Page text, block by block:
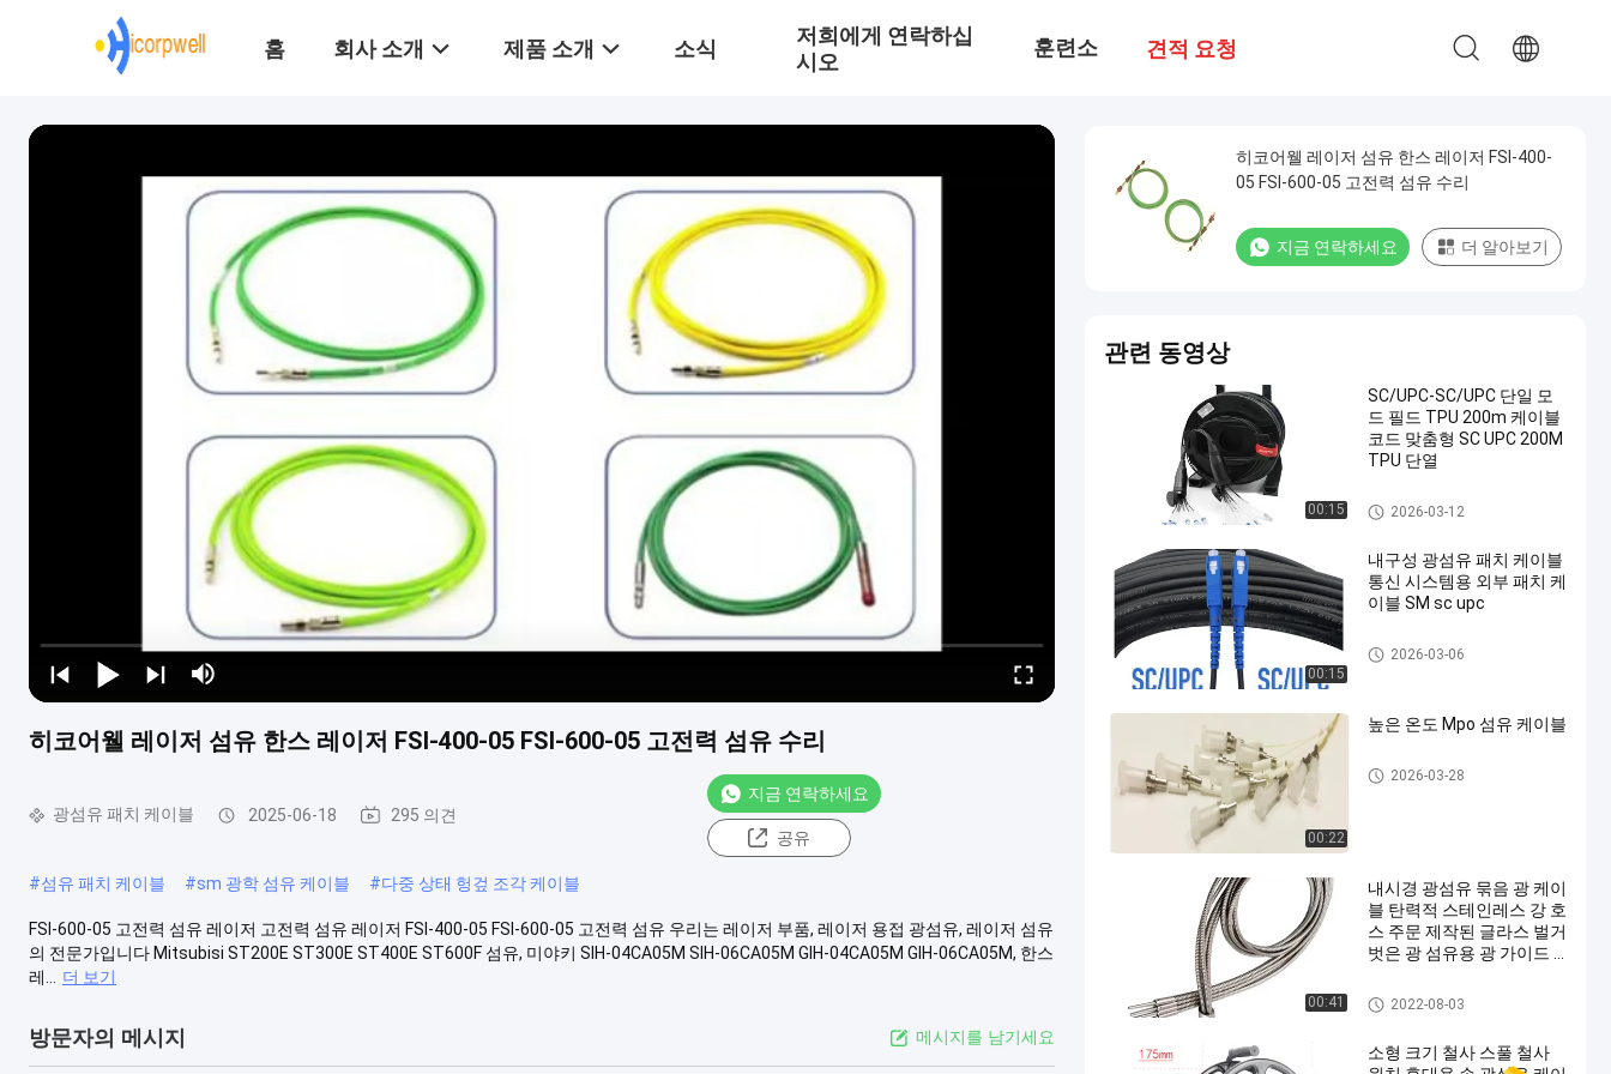
홈 회사 소개 제품 소개 소식
저희에게 연락하십
시오
훈련소 견적 요청
히코어웰 레이저 섬유 한스 레이저 FSI-400-05 FSI-600-05 고전력 섬유 수리
광섬유 패치 케이블 2025-06-18 295 의견
지금 연락하세요
공유
#섬유 패치 케이블 #sm 광학 섬유 케이블 #다중 상태 헝겊 조각 케이블
FSI-600-05 고전력 섬유 레이저 고전력 섬유 레이저 FSI-400-05 FSI-600-05 고전력 섬유 우리는 레이저 부품, 레이저 용접 광섬유, 레이저 섬유
의 전문가입니다 Mitsubisi ST200E ST300E ST400E ST600F 섬유, 미야키 SIH-04CA05M SIH-06CA05M GIH-04CA05M GIH-06CA05M, 한스
레...
더 보기
방문자의 메시지 메시지를 남기세요
히코어웰 레이저 섬유 한스 레이저 FSI-400-
05 FSI-600-05 고전력 섬유 수리
지금 연락하세요 더 알아보기
관련 동영상
00:15
SC/UPC-SC/UPC 단일 모
드 필드 TPU 200m 케이블
코드 맞춤형 SC UPC 200M
TPU 단열
광섬유 패치 케이블
2026-03-12
00:15
내구성 광섬유 패치 케이블
통신 시스템용 외부 패치 케
이블 SM sc upc
광섬유 패치 케이블
2026-03-06
00:22
높은 온도 Mpo 섬유 케이블
광섬유 패치 케이블
2026-03-28
00:41
내시경 광섬유 묶음 광 케이
블 탄력적 스테인레스 강 호
스 주문 제작된 글라스 벌거
벗은 광 섬유용 광 가이드 1
벌거벗은 광섬유
2022-08-03
소형 크기 철사 스풀 철사